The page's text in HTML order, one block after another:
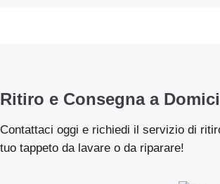
Ritiro e Consegna a
Contattaci oggi e richiedi il servizio di
tuo tappeto da lavare o da riparare!